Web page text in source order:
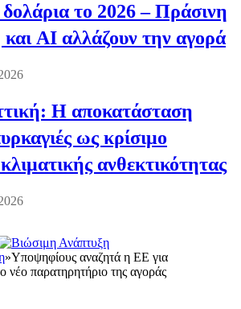
δολάρια το 2026 – Πράσινη
AI αλλάζουν την αγορά
Η αποκατάσταση
ως κρίσιμο
ανθεκτικότητας
»Υποψηφίους αναζητά η ΕE για
νέο παρατηρητήριο της αγοράς